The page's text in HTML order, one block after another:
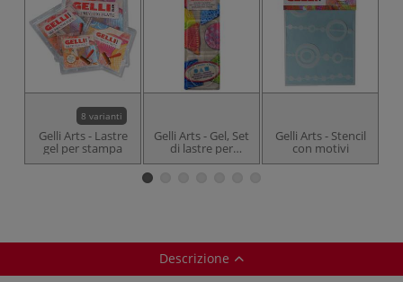
8 varianti
Gelli Arts - Lastre
gel per stampa
Gelli Arts - Gel, Set
di lastre per
stampa
Gelli Arts - Stencil
con motivi
Descrizione